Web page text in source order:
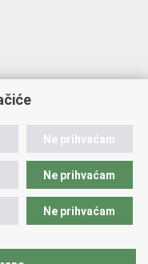
hrvatskih
Ne prihvaćam
Ne prihvaćam
Ne prihvaćam